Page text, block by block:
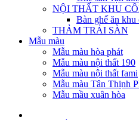
NỘI THẤT KHU
Bàn ghế ăn khu
THẢM TRẢI SÀN
Mẫu màu
Mẫu màu hòa phát
Mẫu màu nội thất 190
Mẫu màu nội thất fami
Mẫu màu Tân Thịnh
Mẫu mầu xuân hòa